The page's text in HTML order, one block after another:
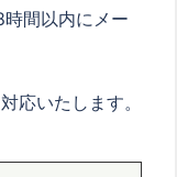
時間以内にメー
応いたします。